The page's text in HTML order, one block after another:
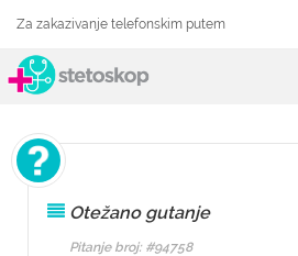
Za zakazivanje telefonskim putem
Otežano gutanje
Pitanje broj: #94758